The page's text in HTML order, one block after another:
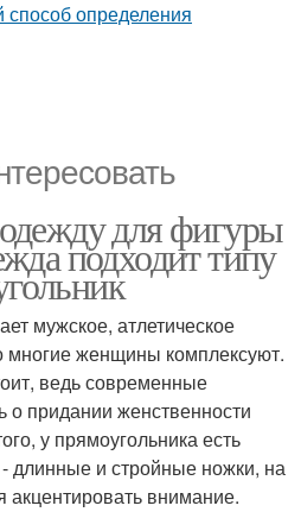
для фигуры
подходит типу
мужское, атлетическое
многие женщины комплексуют.
ведь современные
о придании женственности
у прямоугольника есть
длинные и стройные ножки, на
акцентировать внимание.